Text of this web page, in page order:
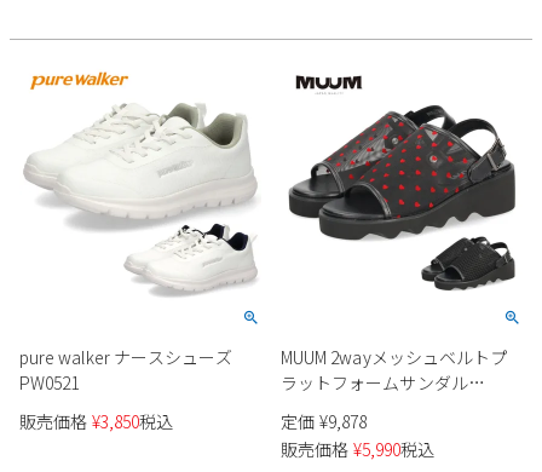
pure walker ナースシューズ
PW0521
販売価格 ¥3,850税込
MUUM 2wayメッシュベルトプ
ラットフォームサンダル
WX6142 レディース
定価 ¥9,878
販売価格 ¥5,990税込